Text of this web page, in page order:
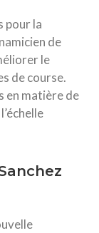
pour la
de
le
de course.
en matière de